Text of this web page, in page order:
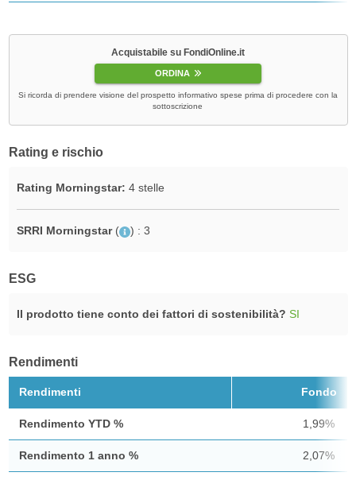
Acquistabile su FondiOnline.it
ORDINA
Si ricorda di prendere visione del prospetto informativo spese prima di procedere con la
sottoscrizione
Rating e rischio
Rating Morningstar: 4 stelle
SRRI Morningstar ( ) : 3
ESG
Il prodotto tiene conto dei fattori di sostenibilità? SI
Rendimenti
Rendimenti Fondo
Rendimento YTD % 1,99%
Rendimento 1 anno % 2,07%